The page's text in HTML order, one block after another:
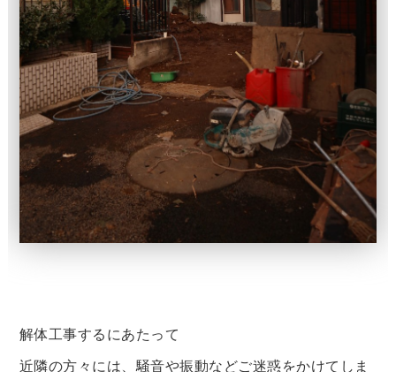
解体工事するにあたって
近隣の方々には、騒音や振動などご迷惑をかけてしま